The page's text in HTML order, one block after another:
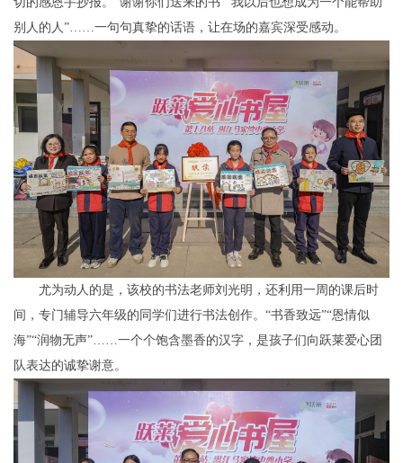
别人的人”……一句句真挚的话语，让在场的嘉宾深受感动。
尤为动人的是，该校的书法老师刘光明，还利用一周的课后时
间，专门辅导六年级的同学们进行书法创作。“书香致远”“恩情似
海”“润物无声”……一个个饱含墨香的汉字，是孩子们向跃莱爱心团
队表达的诚挚谢意。